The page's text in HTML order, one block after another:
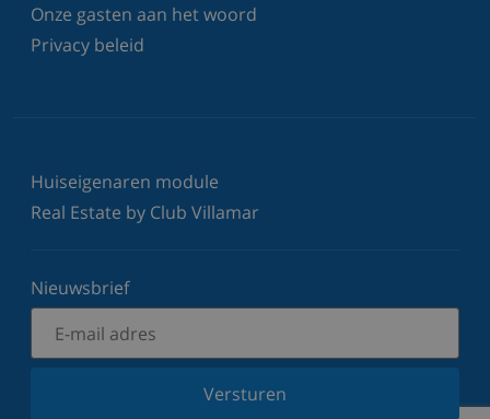
Onze gasten aan het woord
Privacy beleid
Huiseigenaren module
Real Estate by Club Villamar
Nieuwsbrief
Versturen